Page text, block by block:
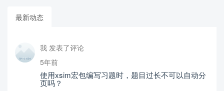
最新动态
我 发表了评论
5年前
使用xsim宏包编写习题时，题目过长不可以自动分
页吗？